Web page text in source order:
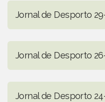
Jornal de Desporto
Jornal de Desporto
Jornal de Desporto